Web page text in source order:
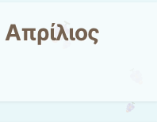
Απρίλιος